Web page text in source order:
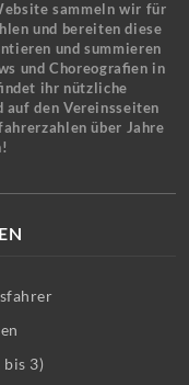
sammeln wir für
und bereiten diese
und summieren
und Choreografien in
ihr nützliche
auf den Vereinsseiten
über Jahre
bis 3)